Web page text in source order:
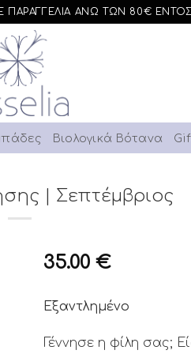
ΠΑΡΑΓΓΕΛΙΑ ΑΝΩ ΤΩΝ 80€
Βιολογικά Βότανα
| Σεπτέμβριος
35.00 €
Εξαντλημένο
Γέννησε η φίλη σας;